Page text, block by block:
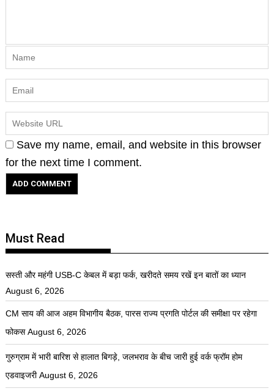
Save my name, email, and website in this browser
for the next time I comment.
Must Read
सस्ती और महंगी USB-C केबल में बड़ा फर्क, खरीदते समय रखें इन बातों का ध्यान
August 6, 2026
CM साय की आज अहम विभागीय बैठक, पारस राज्य प्रगति पोर्टल की समीक्षा पर रहेगा
फोकस August 6, 2026
गुरुग्राम में भारी बारिश से हालात बिगड़े, जलभराव के बीच जारी हुई वर्क फ्रॉम होम
एडवाइजरी August 6, 2026